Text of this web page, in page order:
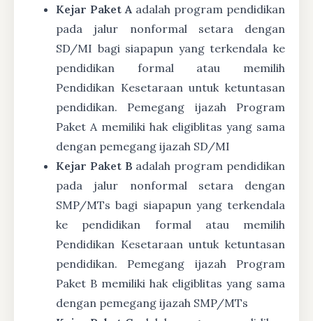
Kejar Paket A adalah program pendidikan
pada jalur nonformal setara dengan
SD/MI bagi siapapun yang terkendala ke
pendidikan formal atau memilih
Pendidikan Kesetaraan untuk ketuntasan
pendidikan. Pemegang ijazah Program
Paket A memiliki hak eligiblitas yang sama
dengan pemegang ijazah SD/MI
Kejar Paket B adalah program pendidikan
pada jalur nonformal setara dengan
SMP/MTs bagi siapapun yang terkendala
ke pendidikan formal atau memilih
Pendidikan Kesetaraan untuk ketuntasan
pendidikan. Pemegang ijazah Program
Paket B memiliki hak eligiblitas yang sama
dengan pemegang ijazah SMP/MTs